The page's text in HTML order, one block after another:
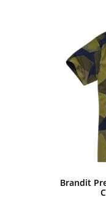
Brandit